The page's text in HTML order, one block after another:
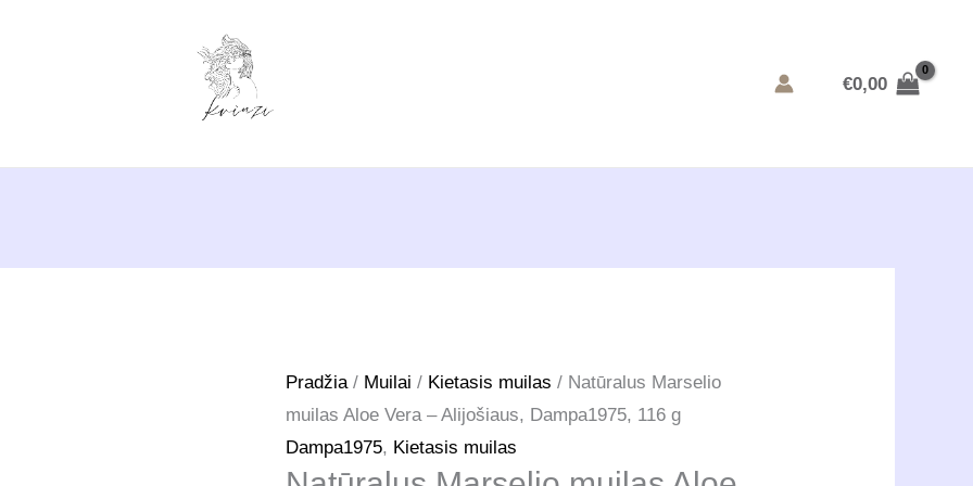
€0,00
Pradžia/ Muilai / Kietasis muilas / Natūralus Marselio
muilas Aloe Vera – Alijošiaus, Dampa1975, 116 g
Dampa1975, Kietasis muilas